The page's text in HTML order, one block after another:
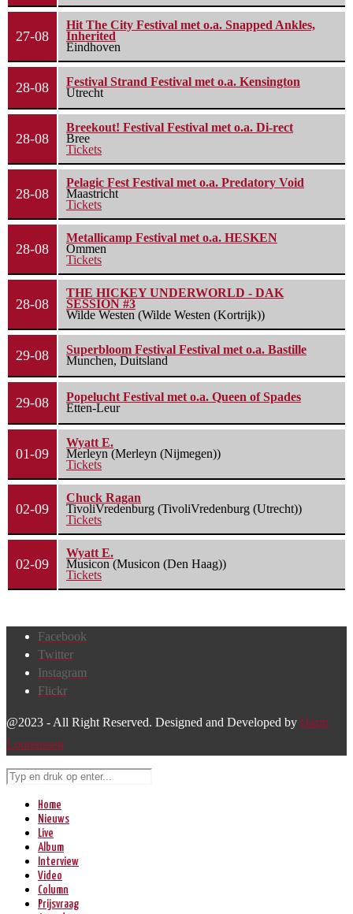
27-08
Hit The City Festival met o.a. Snapped Ankles,
Inherited
Eindhoven
28-08
Festival Strand Festival met o.a. Kensington
Utrecht
28-08
Breekout! Festival Festival met o.a. Di-rect
Bree
Tickets
28-08
Pelagic Fest Festival met o.a. Predatory Void
Maastricht
Tickets
28-08
Metallicamp Festival met o.a. HESKEN
Ommen
Tickets
28-08
THE HICKEY UNDERWORLD - DAK
SESSION #3
Wilde Westen (Wilde Westen (Kortrijk))
29-08
Superbloom Festival Festival met o.a. Bastille
Munchen, Duitsland
29-08
Popelucht Festival met o.a. Queen of Spades
Etten-Leur
01-09
Wyatt E.
Merleyn (Merleyn (Nijmegen))
Tickets
02-09
Chuck Ragan
TivoliVredenburg (TivoliVredenburg (Utrecht))
Tickets
02-09
Wyatt E.
Musicon (Musicon (Den Haag))
Tickets
Facebook
Twitter
Instagram
Flickr
@2023 - All Right Reserved. Designed and Developed by Harm
Lourenssen
Home
Nieuws
Live
Album
Interview
Video
Column
Prijsvraag